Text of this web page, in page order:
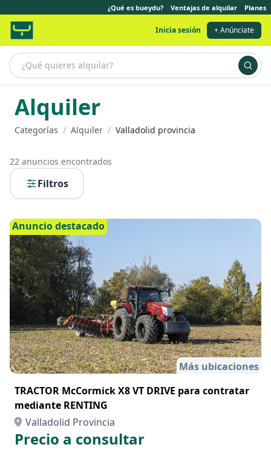
¿Qué es bueydu? Ventajas de alquilar Planes
Inicia sesión + Anúnciate
Alquiler
Categorías / Alquiler / Valladolid provincia
22 anuncios encontrados
Filtros
Anuncio destacado
Más ubicaciones
TRACTOR McCormick X8 VT DRIVE para contratar
mediante RENTING
Valladolid Provincia
Precio a consultar